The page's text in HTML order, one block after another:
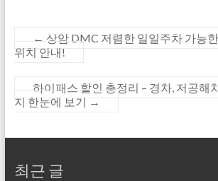
← 상암 DMC 저렴한 일일주차 가능
위치 안내!
하이패스 할인 총정리 – 경차, 저공해
지 한눈에 보기 →
최근 글